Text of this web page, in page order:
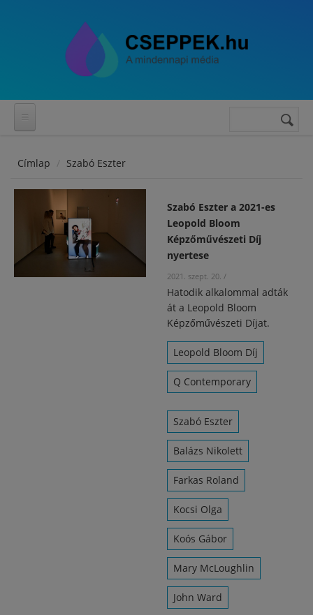
Keresés
Címlap Szabó Eszter
Szabó Eszter a 2021-es
Leopold Bloom
Képzőművészeti Díj
nyertese
2021. szept. 20. /
Hatodik alkalommal adták
át a Leopold Bloom
Képzőművészeti Díjat.
Leopold Bloom Díj
Q Contemporary
Szabó Eszter
Balázs Nikolett
Farkas Roland
Kocsi Olga
Koós Gábor
Mary McLoughlin
John Ward